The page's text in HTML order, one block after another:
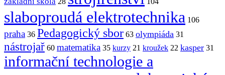
slaboproudá elektrotechnika 106
praha 36 Pedagogický sbor 63 olympiáda 31
nástrojař 60 matematika 35 kurzy 21 kroužek 22 kasper 31
informační technologie a